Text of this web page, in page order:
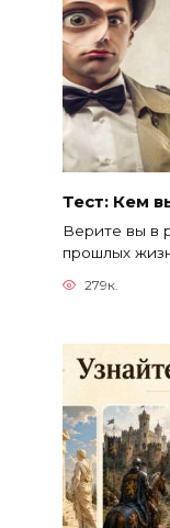
Тест: Кем
Верите вы в
прошлых
279к.